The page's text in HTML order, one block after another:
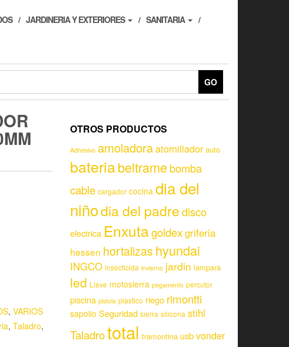
JARDINERIA Y EXTERIORES SANITARIA
GO
, VARIOS
, Taladro,
OTROS PRODUCTOS
Adhesivo amoladoraatornillador auto
bateriabeltramebomba
cable cargador cocina dia del
niñodia del padredisco
electrica Enxutagoldexgriferia
hessen hortalizas hyundai
INGCO insecticida invierno jardin lampara
led Llave motosierra pegamento percutor
piscina pistola plastico riego rimontti
sapolio Seguridad sierra silicona stihl
Taladrototal tramontina usbvonder